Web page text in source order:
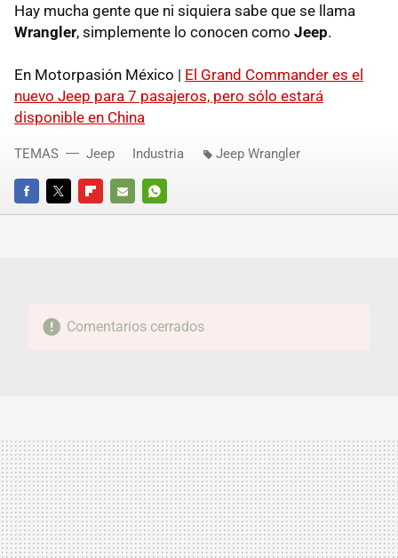
Hay mucha gente que ni siquiera sabe que se llama
Wrangler, simplemente lo conocen como Jeep.
En Motorpasión México | El Grand Commander es el
nuevo Jeep para 7 pasajeros, pero sólo estará
disponible en China
FACEBOOKTWITTERFLIPBOARD
E-
WHATSAPP
TEMAS Jeep Industria Jeep Wrangler
Comentarios cerrados